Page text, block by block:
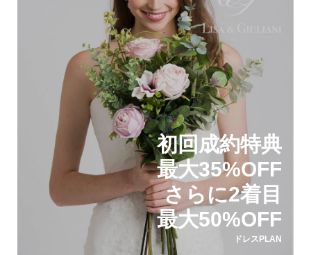
初回成約特典
最大35%OFF
さらに2着目
最大50%OFF
ドレスPLAN